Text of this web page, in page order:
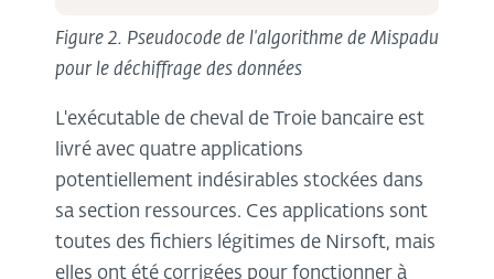
Figure 2. Pseudocode de l'algorithme de Mispadu
pour le déchiffrage des données
L'exécutable de cheval de Troie bancaire est
livré avec quatre applications
potentiellement indésirables stockées dans
sa section ressources. Ces applications sont
toutes des fichiers légitimes de Nirsoft, mais
elles ont été corrigées pour fonctionner à